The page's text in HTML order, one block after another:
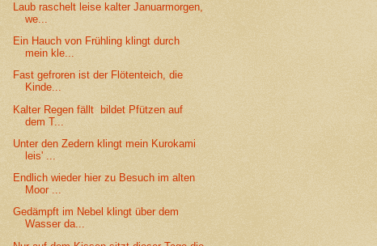
Laub raschelt leise kalter Januarmorgen,
we...
Ein Hauch von Frühling klingt durch
mein kle...
Fast gefroren ist der Flötenteich, die
Kinde...
Kalter Regen fällt bildet Pfützen auf
dem T...
Unter den Zedern klingt mein Kurokami
leis' ...
Endlich wieder hier zu Besuch im alten
Moor ...
Gedämpft im Nebel klingt über dem
Wasser da...